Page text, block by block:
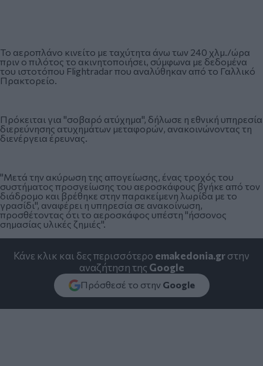
Το αεροπλάνο κινείτο με ταχύτητα άνω των 240 χλμ./ώρα
πριν ο πιλότος το ακινητοποιήσει, σύμφωνα με δεδομένα
του ιστοτόπου Flightradar που αναλύθηκαν από το Γαλλικό
Πρακτορείο.
Πρόκειται για "σοβαρό ατύχημα", δήλωσε η εθνική υπηρεσία
διερεύνησης ατυχημάτων μεταφορών, ανακοινώνοντας τη
διενέργεια έρευνας.
"Μετά την ακύρωση της απογείωσης, ένας τροχός του
συστήματος προσγείωσης του αεροσκάφους βγήκε από τον
διάδρομο και βρέθηκε στην παρακείμενη λωρίδα με το
γρασίδι", αναφέρει η υπηρεσία σε ανακοίνωση,
προσθέτοντας ότι το αεροσκάφος υπέστη "ήσσονος
σημασίας υλικές ζημιές".
Κάνε κλικ και δες περισσότερο emakedonia.grστην
αναζήτηση της Google
Πρόσθεσέ το στην Google